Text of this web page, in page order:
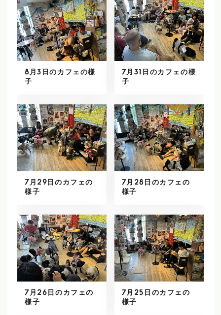
8月3日のカフェの様
子
7月31日のカフェの様
子
7月29日のカフェの
様子
7月28日のカフェの
様子
7月26日のカフェの
様子
7月25日のカフェの
様子